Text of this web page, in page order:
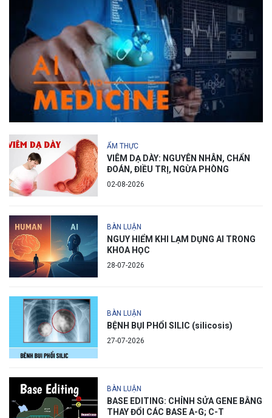
ẨM THỰC
VIÊM DẠ DÀY: NGUYÊN NHÂN, CHẨN
ĐOÁN, ĐIỀU TRỊ, NGỪA PHÒNG
02-08-2026
BÀN LUẬN
NGUY HIỂM KHI LẠM DỤNG AI TRONG
KHOA HỌC
28-07-2026
BÀN LUẬN
BỆNH BỤI PHỔI SILIC (silicosis)
27-07-2026
BÀN LUẬN
BASE EDITING: CHỈNH SỬA GENE BẰNG
THAY ĐỔI CÁC BASE A-G; C-T